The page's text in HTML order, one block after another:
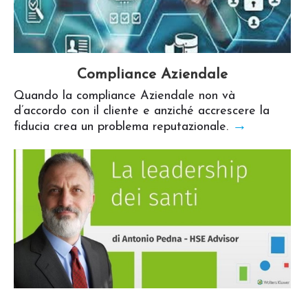
Compliance Aziendale
Quando la compliance Aziendale non và
d’accordo con il cliente e anziché accrescere la
fiducia crea un problema reputazionale. →